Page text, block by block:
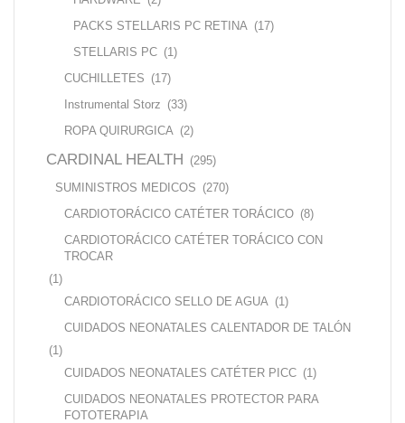
PACKS STELLARIS PC RETINA (17)
STELLARIS PC (1)
CUCHILLETES (17)
Instrumental Storz (33)
ROPA QUIRURGICA (2)
CARDINAL HEALTH (295)
SUMINISTROS MEDICOS (270)
CARDIOTORÁCICO CATÉTER TORÁCICO (8)
CARDIOTORÁCICO CATÉTER TORÁCICO CON
TROCAR
(1)
CARDIOTORÁCICO SELLO DE AGUA (1)
CUIDADOS NEONATALES CALENTADOR DE TALÓN
(1)
CUIDADOS NEONATALES CATÉTER PICC (1)
CUIDADOS NEONATALES PROTECTOR PARA
FOTOTERAPIA